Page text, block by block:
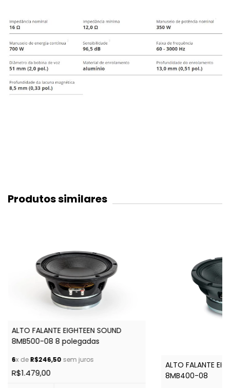
Produtos similares
ALTO FALANTE EIGHTEEN SOUND
8MB500-08 8 polegadas
6x deR$246,50 sem juros
R$1.479,00
ALTO FALANTE
8MB400-08